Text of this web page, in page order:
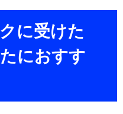
に受けた
におすす